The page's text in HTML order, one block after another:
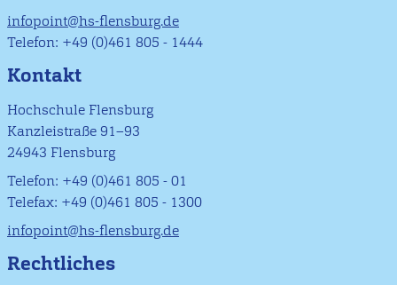
infopoint@hs-flensburg.de
Telefon: +49 (0)461 805 - 1444
Kontakt
Hochschule Flensburg
Kanzleistraße 91–93
24943 Flensburg
Telefon: +49 (0)461 805 - 01
Telefax: +49 (0)461 805 - 1300
infopoint@hs-flensburg.de
Rechtliches